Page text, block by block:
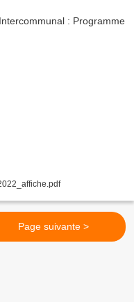
Page suivante >